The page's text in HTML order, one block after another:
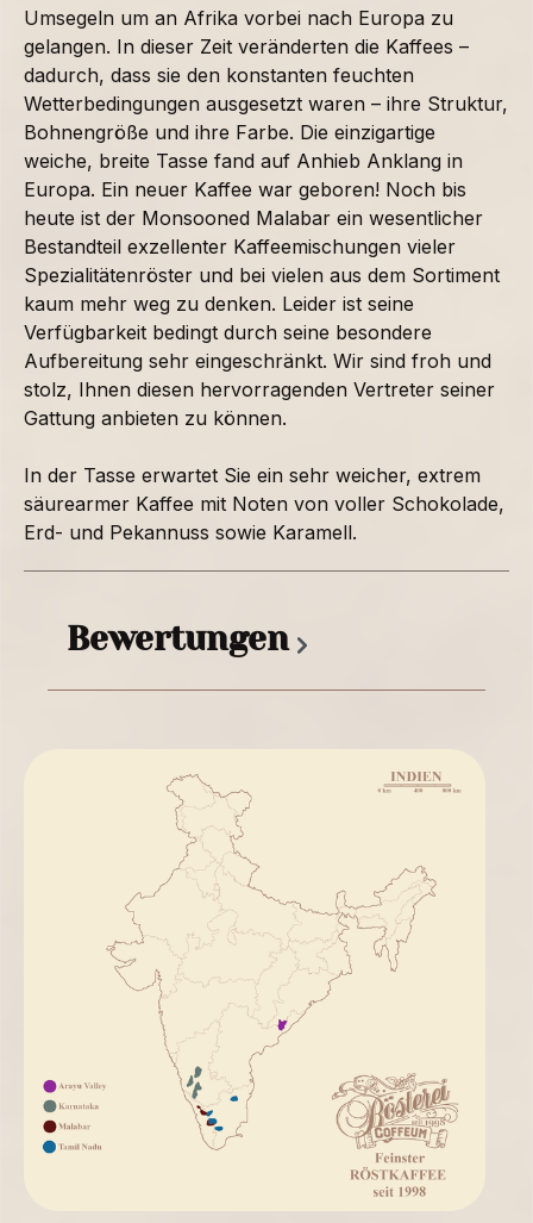
Umsegeln um an Afrika vorbei nach Europa zu
gelangen. In dieser Zeit veränderten die Kaffees –
dadurch, dass sie den konstanten feuchten
Wetterbedingungen ausgesetzt waren – ihre Struktur,
Bohnengröße und ihre Farbe. Die einzigartige
weiche, breite Tasse fand auf Anhieb Anklang in
Europa. Ein neuer Kaffee war geboren! Noch bis
heute ist der Monsooned Malabar ein wesentlicher
Bestandteil exzellenter Kaffeemischungen vieler
Spezialitätenröster und bei vielen aus dem Sortiment
kaum mehr weg zu denken. Leider ist seine
Verfügbarkeit bedingt durch seine besondere
Aufbereitung sehr eingeschränkt. Wir sind froh und
stolz, Ihnen diesen hervorragenden Vertreter seiner
Gattung anbieten zu können.
In der Tasse erwartet Sie ein sehr weicher, extrem
säurearmer Kaffee mit Noten von voller Schokolade,
Erd- und Pekannuss sowie Karamell.
Bewertungen